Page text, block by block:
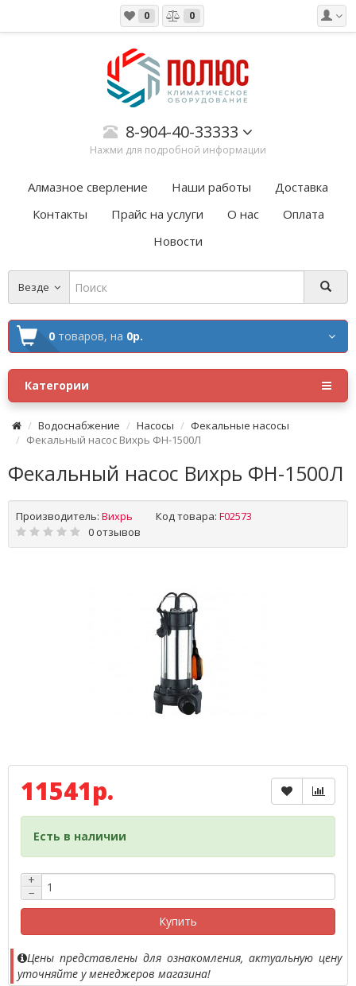
0 0
8-904-40-33333
Нажми для подробной информации
Алмазное сверление Наши работы
Доставка
Контакты
Прайс на услуги О нас
Оплата
Новости
Везде
0 товаров, на 0р.
Категории
Водоснабжение Насосы
Фекальные насосы
Фекальный насос Вихрь ФН-1500Л
Фекальный насос Вихрь ФН-1500Л
Производитель: Вихрь Код товара: F02573
0 отзывов
11541р.
Есть в наличии
+
−
Купить
Цены представлены для ознакомления, актуальную цену
уточняйте у менеджеров магазина!